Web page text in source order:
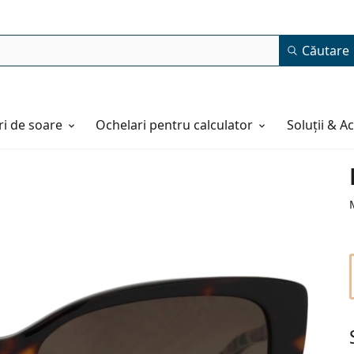
Căutare
de soare Ochelari pentru calculator Soluții &